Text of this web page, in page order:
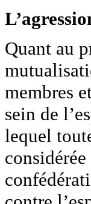
Quant au
membres
sein de
lequel